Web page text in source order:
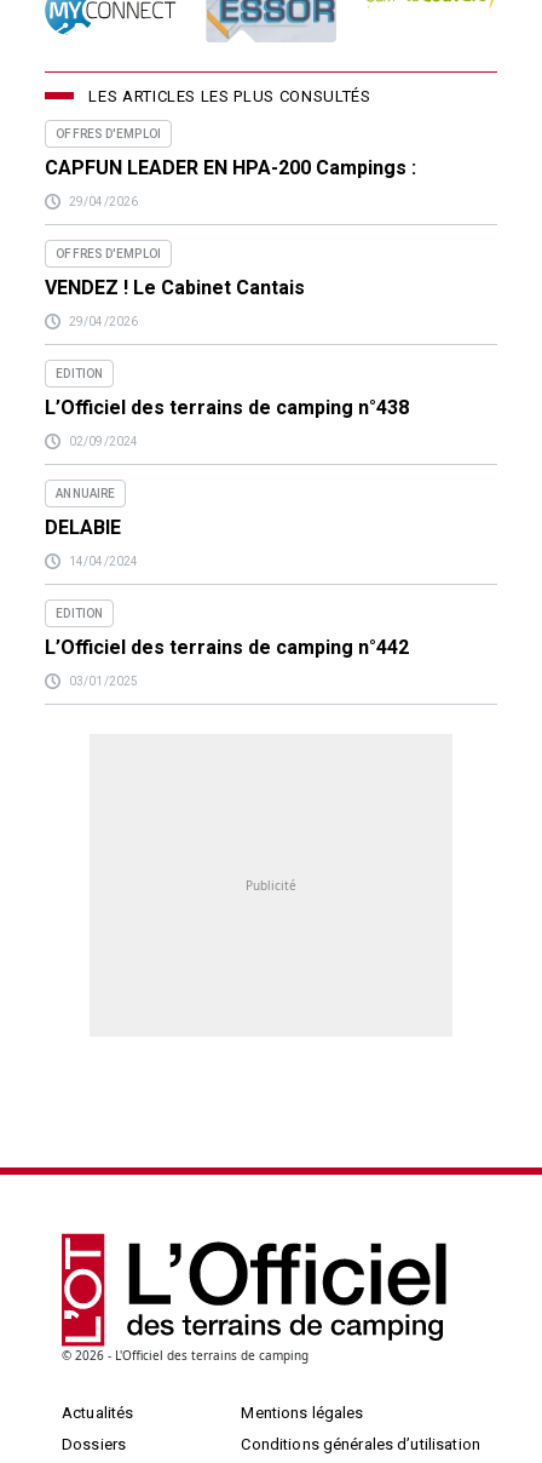
LES ARTICLES LES PLUS CONSULTÉS
OFFRES D'EMPLOI
CAPFUN LEADER EN HPA-200 Campings :
29/04/2026
OFFRES D'EMPLOI
VENDEZ ! Le Cabinet Cantais
29/04/2026
EDITION
L’Officiel des terrains de camping n°438
02/09/2024
ANNUAIRE
DELABIE
14/04/2024
EDITION
L’Officiel des terrains de camping n°442
03/01/2025
© 2026 - L'Officiel des terrains de camping
Actualités
Dossiers
Mentions légales
Conditions générales d’utilisation